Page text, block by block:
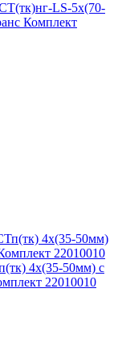
LS-5х(70-
Комплект
4х(35-50мм) с
22010010